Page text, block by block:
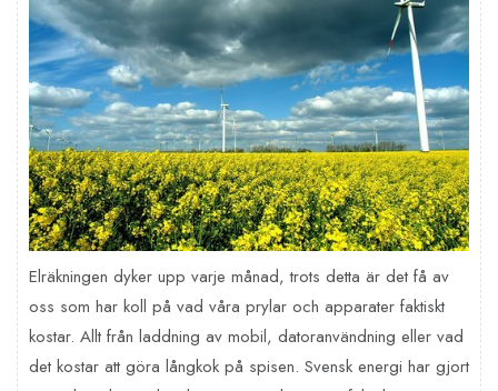
Elräkningen dyker upp varje månad, trots detta är det få av
oss som har koll på vad våra prylar och apparater faktiskt
kostar. Allt från laddning av mobil, datoranvändning eller vad
det kostar att göra långkok på spisen. Svensk energi har gjort